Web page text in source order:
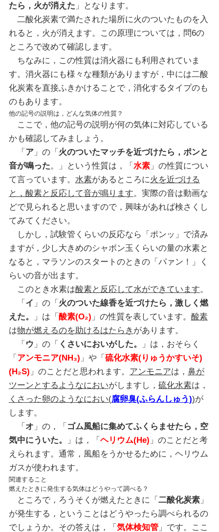
たら，火が消えた 」となります。
二酸化炭素で満たされた場所に火のついたものを入
れると，火が消えます。この原理については，問6の
ところで改めて確認します。
ちなみに，この性質は消火器にも利用されていま
す。消火器にも様々な種類がありますが，中には二酸
化炭素を直接ふきかけることで，消化するタイプのも
のもあります。
他の記号の説明は，どんな気体の性質？
ここで，他の記号の説明が何の気体に対応している
かも確認してみましょう。
「 ア」の「 火のついたマッチを近づけたら，ポンと
音が鳴った。」という性質は，「 水素」の性質につい
て言っています。 水素があるところに火を近づける
と，酸素と反応して音が鳴ります。実際の音は動画な
どで見られると思いますので，興味があれば検さくし
てみてください。
しかし，試験管くらいの反応なら「ポンッ」で済み
ますが，少し大きめのシャボン玉くらいの量の水素と
なると，マラソンのスタートのときの「パァン！」く
らいの音が出ます。
このとき水素は酸素と反応して水ができています。
「 イ 」の「 火のついた線香を近づけたら，激しく燃
えた。
」は「 酸素(O₂) 」の性質を表しています。 酸素
は物が燃えるのを助けるはたらき があります。
「 ウ 」の「 くさいにおいがした。
」は，おそらく
「 アンモニア(NH₃) 」や「 硫化水素(りゅうかすいそ)
(H₂S) 」のことだと思われます。 アンモニアは， 鼻が
ツーンとするようなにおいがしますし， 硫化水素は，
くさった卵のようなにおい(腐卵臭(ふらんしゅう))が
します。
「 オ 」の，「 ゴム風船に集めてふくらませたら，空
気中にういた。
」は，「 ヘリウム(He) 」のことだと考
えられます。通常，風船をうかせるために，ヘリウム
ガスが使われます。
関連すること
燃えたときに発生する気体はどうやって調べる？
ところで，ろうそくが燃えたときに「 二酸化炭素」
が発生する，ということはどうやったら調べられるの
でしょうか。その答えは，「 気体検知管」です。ここ